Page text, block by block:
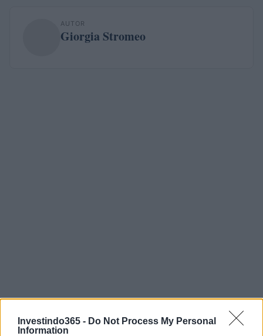
Investindo365 - Do Not Process My Personal
Information
AUTOR
Giorgia Stromeo